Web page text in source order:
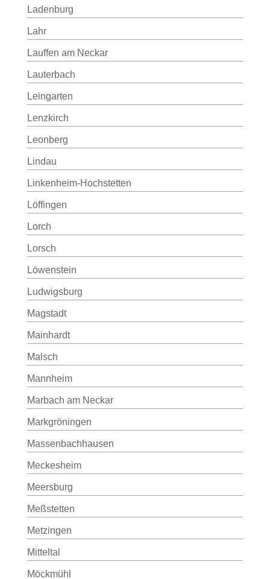
Ladenburg
Lahr
Lauffen am Neckar
Lauterbach
Leingarten
Lenzkirch
Leonberg
Lindau
Linkenheim-Hochstetten
Löffingen
Lorch
Lorsch
Löwenstein
Ludwigsburg
Magstadt
Mainhardt
Malsch
Mannheim
Marbach am Neckar
Markgröningen
Massenbachhausen
Meckesheim
Meersburg
Meßstetten
Metzingen
Mitteltal
Möckmühl